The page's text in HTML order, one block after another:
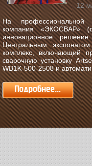
12
На профессиональной
компания «ЭКОСВАР»
инновационное
Центральным
комплекс, включающий
сварочную установку
WB1K-500-2508 и
Подробнее...